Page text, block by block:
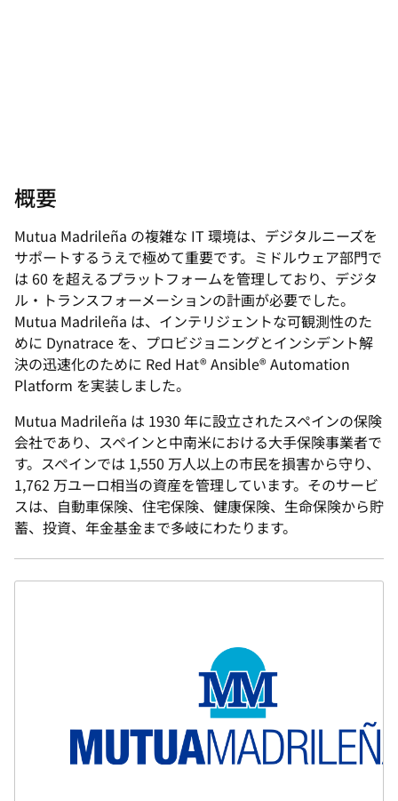
概要
Mutua Madrileña の複雑な IT 環境は、デジタルニーズを
サポートするうえで極めて重要です。ミドルウェア部門で
は 60 を超えるプラットフォームを管理しており、デジタ
ル・トランスフォーメーションの計画が必要でした。
Mutua Madrileña は、インテリジェントな可観測性のた
めに Dynatrace を、プロビジョニングとインシデント解
決の迅速化のために Red Hat® Ansible® Automation
Platform を実装しました。
Mutua Madrileña は 1930 年に設立されたスペインの保険
会社であり、スペインと中南米における大手保険事業者で
す。スペインでは 1,550 万人以上の市民を損害から守り、
1,762 万ユーロ相当の資産を管理しています。そのサービ
スは、自動車保険、住宅保険、健康保険、生命保険から貯
蓄、投資、年金基金まで多岐にわたります。